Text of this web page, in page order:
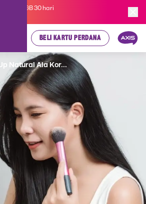
Suka 3GB 30 hari
BELI KARTU PERDANA
Natural Ala Kor...